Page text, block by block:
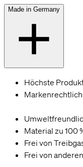
Made in Germany
Höchste
Material zu 100
Frei von
Frei von